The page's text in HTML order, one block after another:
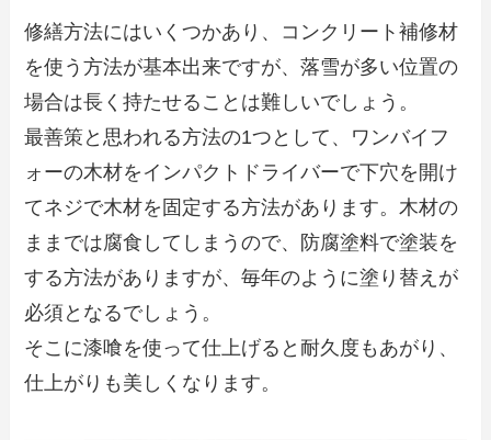
修繕方法にはいくつかあり、コンクリート補修材
を使う方法が基本出来ですが、落雪が多い位置の
場合は長く持たせることは難しいでしょう。
最善策と思われる方法の1つとして、ワンバイフ
ォーの木材をインパクトドライバーで下穴を開け
てネジで木材を固定する方法があります。木材の
ままでは腐食してしまうので、防腐塗料で塗装を
する方法がありますが、毎年のように塗り替えが
必須となるでしょう。
そこに漆喰を使って仕上げると耐久度もあがり、
仕上がりも美しくなります。